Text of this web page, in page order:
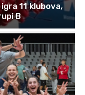
11 klubova,
B